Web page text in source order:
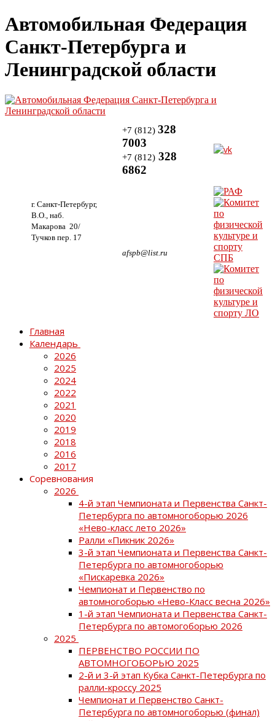
Автомобильная Федерация
Санкт-Петербурга и
Ленинградской области
г. Санкт-Петербург,
В.О., наб.
Макарова 20/
Тучков пер. 17
+7 (812) 328
7003
+7 (812) 328
6862
afspb@list.ru
Главная
Календарь
2026
2025
2024
2022
2021
2020
2019
2018
2016
2017
Соревнования
2026
4-й этап Чемпионата и Первенства Санкт-
Петербурга по автомногоборью 2026
«Нево-класс лето 2026»
Ралли «Пикник 2026»
3-й этап Чемпионата и Первенства Санкт-
Петербурга по автомногоборью
«Пискаревка 2026»
Чемпионат и Первенство по
автомногоборью «Нево-Класс весна 2026»
1-й этап Чемпионата и Первенства Санкт-
Петербурга по автомогоборью 2026
2025
ПЕРВЕНСТВО РОССИИ ПО
АВТОМНОГОБОРЬЮ 2025
2-й и 3-й этап Кубка Санкт-Петербурга по
ралли-кроссу 2025
Чемпионат и Первенство Санкт-
Петербурга по автомногоборью (финал)